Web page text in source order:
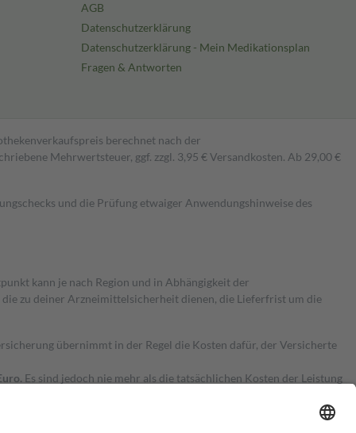
AGB
Datenschutzerklärung
Datenschutzerklärung - Mein Medikationsplan
Fragen & Antworten
berechnet nach der
Mehrwertsteuer, ggf. zzgl. 3,95 € Versandkosten. Ab 29,00 €
und die Prüfung etwaiger Anwendungshinweise des
kann je nach Region und in Abhängigkeit der
zu deiner Arzneimittelsicherheit dienen, die Lieferfrist um die
übernimmt in der Regel die Kosten dafür, der Versicherte
Es sind jedoch nie mehr als die tatsächlichen Kosten der Leistung